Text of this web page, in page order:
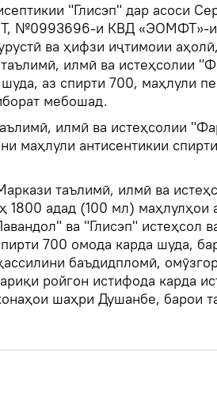
"Глисэп" дар асоси
№0993696-и КВД «ЭОМФТ»-
ва ҳифзи иҷтимоии
илмӣ ва истеҳсолии
аз спирти 700, маҳлули
мебошад.
илмӣ ва истеҳсолии
маҳлули антисентикии
таълимӣ, илмӣ ва
адад (100 мл) маҳлулҳои
ва "Глисэп" истеҳсол
700 омода карда шуда,
баъдидпломӣ,
ройгон истифода карда
шаҳри Душанбе, барои